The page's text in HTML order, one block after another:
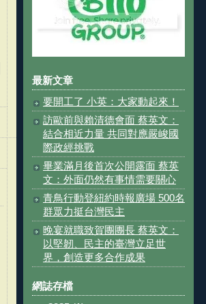
最新文章
要開工了 小英：大家動起來！
訪歐前與賴清德會面 蔡英文：
結合相近力量 共同對應嚴峻國
際政經挑戰
畢業滿月後首次公開露面 蔡英
文：外面仍然有事情需要關心
青鳥行動登紐約時報廣場 500名
群眾力挺台灣民主
晚宴就職致賀團團長 蔡英文：
以堅韌、民主的臺灣立足世
界，創造更多合作成果
網誌存檔